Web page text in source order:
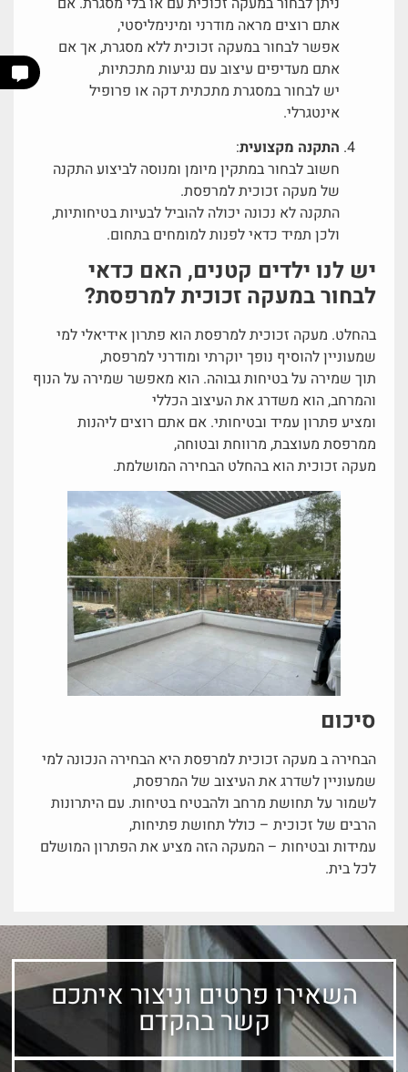
אתם רוצים מראה מודרני ומינימליסטי,
אפשר לבחור במעקה זכוכית ללא מסגרת, אך אם
אתם מעדיפים עיצוב עם נגיעות מתכתיות,
יש לבחור במסגרת מתכתית דקה או פרופיל
אינטגרלי.
התקנה מקצועית:
חשוב לבחור במתקין מיומן ומנוסה לביצוע התקנה
של מעקה זכוכית למרפסת.
התקנה לא נכונה יכולה להוביל לבעיות בטיחותיות,
ולכן תמיד כדאי לפנות למומחים בתחום.
יש לנו ילדים קטנים, האם כדאי
לבחור במעקה זכוכית למרפסת?
בהחלט. מעקה זכוכית למרפסת הוא פתרון אידיאלי למי
שמעוניין להוסיף נופך יוקרתי ומודרני למרפסת,
תוך שמירה על בטיחות גבוהה. הוא מאפשר שמירה על הנוף
והמרחב, הוא משדרג את העיצוב הכללי
ומציע פתרון עמיד ובטיחותי. אם אתם רוצים ליהנות
ממרפסת מעוצבת, מרווחת ובטוחה,
מעקה זכוכית הוא בהחלט הבחירה המושלמת.
סיכום
הבחירה ב מעקה זכוכית למרפסת היא הבחירה הנכונה למי
שמעוניין לשדרג את העיצוב של המרפסת,
לשמור על תחושת מרחב ולהבטיח בטיחות. עם היתרונות
הרבים של זכוכית – כולל תחושת פתיחות,
עמידות ובטיחות – המעקה הזה מציע את הפתרון המושלם
לכל בית.
השאירו פרטים וניצור איתכם
קשר בהקדם